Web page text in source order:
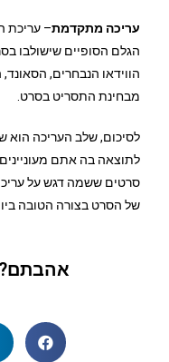
עריכה מתקדמת
הגלם הסופיים שישולבו
הווידאו הנבחרים, הסאונד,
מבחינת התסריט בסרט.
לסיכום, שלב העריכה הוא
לתוצאה בה אתם
סרטים ששמה דגש על
של הסרט בצורה הטובה